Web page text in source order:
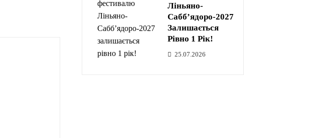
Ліньяно-
Сабб’ядоро-2027
Залишається
Рівно 1 Рік!
25.07.2026